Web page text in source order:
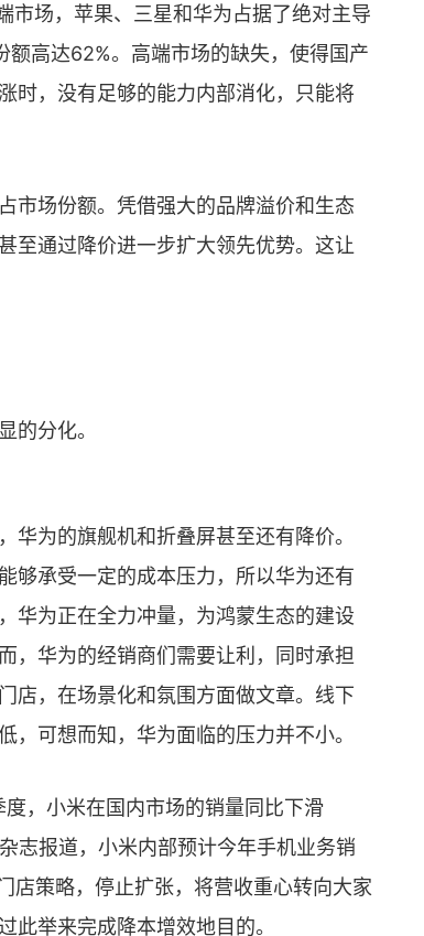
市场，苹果、三星和华为占据了绝对主导
高达62%。高端市场的缺失，使得国产
时，没有足够的能力内部消化，只能将
市场份额。凭借强大的品牌溢价和生态
至通过降价进一步扩大领先优势。这让
的分化。
为的旗舰机和折叠屏甚至还有降价。
够承受一定的成本压力，所以华为还有
华为正在全力冲量，为鸿蒙生态的建设
，华为的经销商们需要让利，同时承担
店，在场景化和氛围方面做文章。线下
可想而知，华为面临的压力并不小。
，小米在国内市场的销量同比下滑
志报道，小米内部预计今年手机业务销
店策略，停止扩张，将营收重心转向大家
此举来完成降本增效地目的。